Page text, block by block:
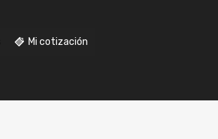
Mi cotización